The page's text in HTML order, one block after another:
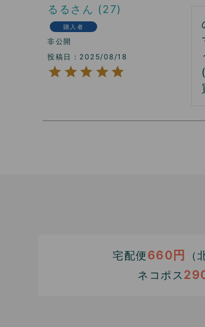
るる 27
購入者
非公開
投稿日
2025/08/18
宅配便660円
（
ネコポス